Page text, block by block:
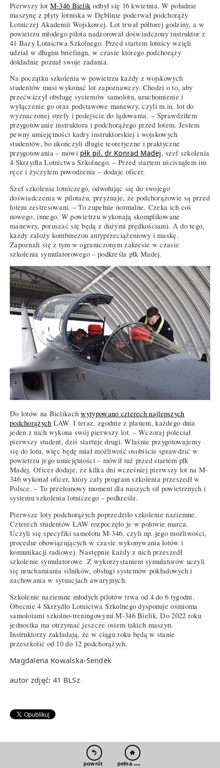
Pierwszy lot M-346 Bielik odbył się 16 kwietnia. W południe
maszynę z płyty lotniska w Dęblinie poderwał podchorąży
Lotniczej Akademii Wojskowej. Lot trwał półtorej godziny, a w
powietrzu młodego pilota nadzorował doświadczony instruktor z
41 Bazy Lotnictwa Szkolnego. Przed startem lotnicy wzięli
udział w długim briefingu, w czasie którego podchorąży
dokładnie poznał swoje zadania.
Na początku szkolenia w powietrzu każdy z wojskowych
studentów musi wykonać lot zapoznawczy. Chodzi o to, aby
przećwiczył obsługę systemów samolotu, uruchomienie i
wyłączenie go oraz podstawowe manewry, czyli m.in. lot do
wyznaczonej strefy i podejście do lądowania. – Sprawdziłem
przygotowanie instruktora i podchorążego przed lotem. Jestem
pewny umiejętności kadry instruktorskiej i wojskowych
studentów, bo ukończyli długie teoretyczne i praktyczne
przygotowania – mówi płk pil. dr Konrad Madej, szef szkolenia
4 Skrzydła Lotnictwa Szkolnego. – Przed startem uścisnąłem im
ręce i życzyłem powodzenia – dodaje oficer.
Szef szkolenia lotniczego, odwołując się do swojego
doświadczenia w pilotażu, przyznaje, że podchorążowie są przed
lotem zestresowani. – To zupełnie normalne. Czeka ich coś
nowego, innego. W powietrzu wykonają skomplikowane
manewry, poruszać się będą z dużymi prędkościami. A do tego,
każdy założy kombinezon antyprzeciążeniowy i maskę.
Zapoznali się z tym w ograniczonym zakresie w czasie
szkolenia symulatorowego – podkreśla płk Madej.
Do lotów na Bielikachwytypowano czterech najlepszych
podchorążych LAW. I teraz, zgodnie z planem, każdego dnia
jeden z nich wykona swój pierwszy lot. – Wczoraj poleciał
pierwszy student, dziś startuje drugi. Właśnie przygotowujemy
się do lotu, więc będę miał możliwość osobiście sprawdzić w
powietrzu jego umiejętności – mówił tuż przed startem płk
Madej. Oficer dodaje, że kilka dni wcześniej pierwszy lot na M-
346 wykonał oficer, który cały program szkolenia przeszedł w
Polsce. – To przełomowy moment dla naszych sił powietrznych i
systemu szkolenia lotniczego – podkreśla.
Pierwsze loty podchorążych poprzedziło szkolenie naziemne.
Czterech studentów LAW rozpoczęło je w połowie marca.
Uczyli się specyfiki samolotu M-346, czyli np. jego możliwości,
procedur obowiązujących w czasie wykonywania lotów i
komunikacji radiowej. Następnie każdy z nich przeszedł
szkolenie symulatorowe. Z wykorzystaniem symulatorów uczyli
się uruchamiania silników, obsługi systemów pokładowych i
zachowania w sytuacjach awaryjnych.
Szkolenie naziemne młodych pilotów trwa od 4 do 6 tygodni.
Obecnie 4 Skrzydło Lotnictwa Szkolnego dysponuje ośmioma
samolotami szkolno-treningowymi M-346 Bielik. Do 2022 roku
jednostka ma otrzymać jeszcze osiem takich maszyn.
Instruktorzy zakładają, że w ciągu roku będą w stanie
przeszkolić od 10 do 12 podchorążych.
Magdalena Kowalska-Sendek
autor zdjęć: 41 BLSz
powrót pełna wersja